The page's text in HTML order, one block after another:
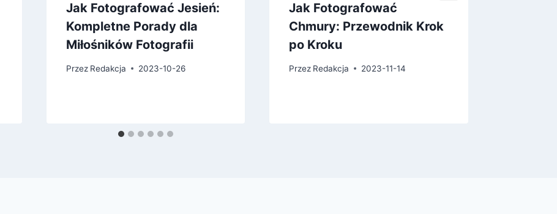
Jak Fotografować Jesień:
Kompletne Porady dla
Miłośników Fotografii
Przez Redakcja 2023-10-26
Jak Fotografować
Chmury: Przewodnik Krok
po Kroku
Przez Redakcja 2023-11-14